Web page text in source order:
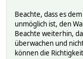
Beachte, dass es
unmöglich ist, den
Beachte weiterhin,
überwachen und
können die